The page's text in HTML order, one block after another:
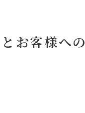
お客様への